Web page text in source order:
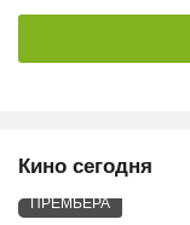
Кино сегодня
ПРЕМЬЕРА